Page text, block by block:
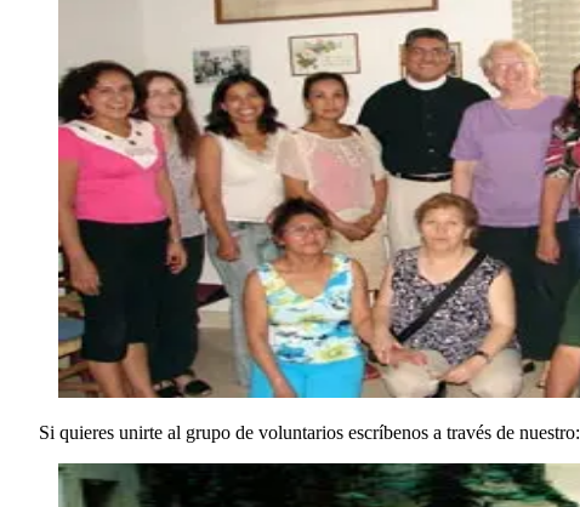
Si quieres unirte al grupo de voluntarios escríbenos a través de nuestro: